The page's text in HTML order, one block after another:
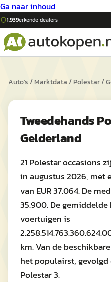
Ga naar inhoud
1.939erkende dealers
Auto's/Marktdata/Polestar/
Tweedehands
Gelderland
21 Polestar occasions
in augustus 2026, met
van EUR 37.064. De
35.900. De
voertuigen is
km. Van de
het populairst,
Polestar 3.